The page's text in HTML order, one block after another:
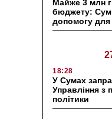
Майже 3 млн
бюджету:
допомогу для
18:28
У Сумах
Управління з
політики